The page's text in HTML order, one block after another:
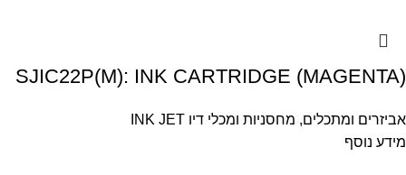
SJIC22P(M): INK CARTRIDGE (MAGENTA)
אביזרים ומתכלים, מחסניות ומכלי דיו INK JET
מידע נוסף